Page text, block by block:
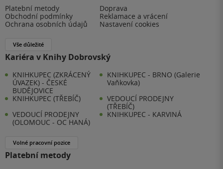
Platební metody
Doprava
Obchodní podmínky
Reklamace a vrácení
Ochrana osobních údajů
Nastavení cookies
Vše důležité
Kariéra v Knihy Dobrovský
KNIHKUPEC (ZKRÁCENÝ
ÚVAZEK) - ČESKÉ
BUDĚJOVICE
KNIHKUPEC - BRNO (Galerie
Vaňkovka)
KNIHKUPEC (TŘEBÍČ)
VEDOUCÍ PRODEJNY
(TŘEBÍČ)
VEDOUCÍ PRODEJNY
(OLOMOUC - OC HANÁ)
KNIHKUPEC - KARVINÁ
Volné pracovní pozice
Platební metody